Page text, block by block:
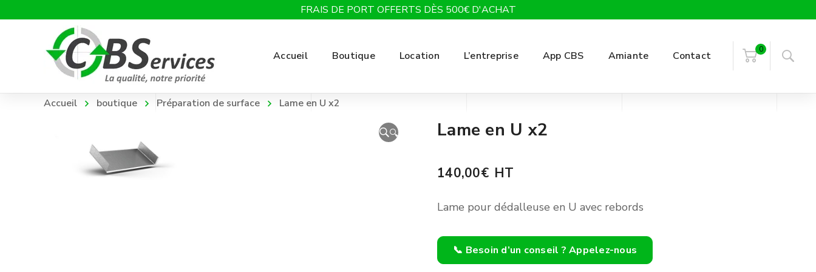
FRAIS DE PORT OFFERTS DÈS 500€ D'ACHAT
Accueil Boutique Location L’entreprise App CBS Amiante Contact 0
Accueil boutique Préparation de surface Lame en U x2
🔍 Lame en U x2
140,00€ HT
Lame pour dédalleuse en U avec rebords
📞 Besoin d’un conseil ? Appelez-nous